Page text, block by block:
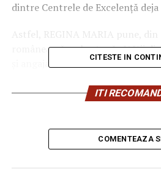
dintre Centrele de Excelență
Astfel, REGINA MARIA pune, din
românească pe harta sănătății
și angajamentul de a le oferi
internaționale.
Excelență din rețea
CITESTE IN
ITI
COMENTEAZA